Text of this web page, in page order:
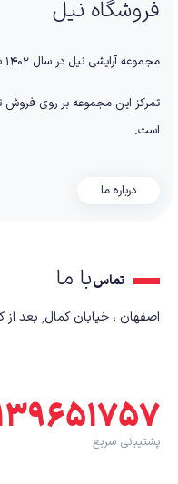
فروشگاه نیل
مجموعه آرایشی نیل در سال ۱۴۰۲ شروع به فعالیت کرد.
تمرکز این مجموعه بر روی
است.
درباره ما
تماسبا ما
اصفهان ، خیابان کمال٬ بعد از کوچه شماره ۱۰
پشتیبانی سریع